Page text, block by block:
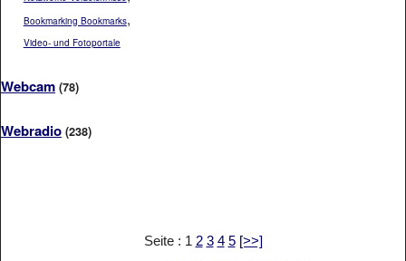
Bookmarking Bookmarks,
Video- und Fotoportale
Webcam (78)
Webradio (238)
Seite : 1 2 3 4 5 [>>]